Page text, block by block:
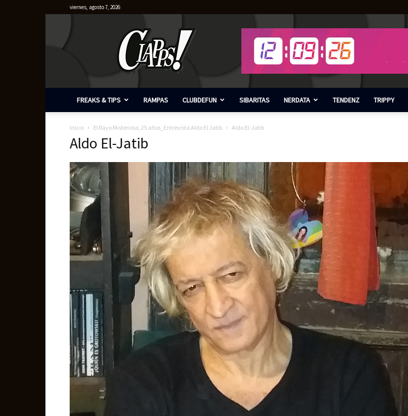
viernes, agosto 7, 2026
FREAKS & TIPS RAMPAS CLUBDEFUN SIBARITAS NERDATA TENDENZ TRIPPY
Inicio El Rayo Misterioso, 25 años_Entrevista Aldo El Jatib Aldo El-Jatib
Aldo El-Jatib